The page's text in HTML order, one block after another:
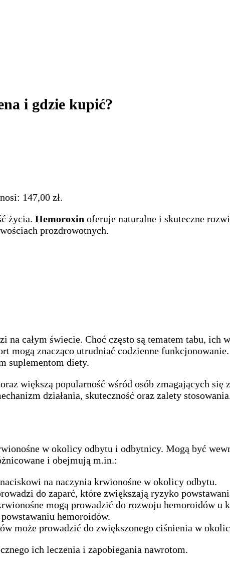
i gdzie kupić?
147,00 zł.
życia. Hemoroxin oferuje naturalne i skuteczne
prozdrowotnych.
całym świecie. Choć często są tematem tabu, ich
mogą znacząco utrudniać codzienne
suplementom diety.
większą popularność wśród osób zmagających
działania, skuteczność oraz zalety
w okolicy odbytu i odbytnicy. Mogą być
i obejmują m.in.:
na naczynia krwionośne w okolicy odbytu.
do zaparć, które zwiększają ryzyko
mogą prowadzić do rozwoju hemoroidów u
hemoroidów.
może prowadzić do zwiększonego ciśnienia w
ich leczenia i zapobiegania nawrotom.